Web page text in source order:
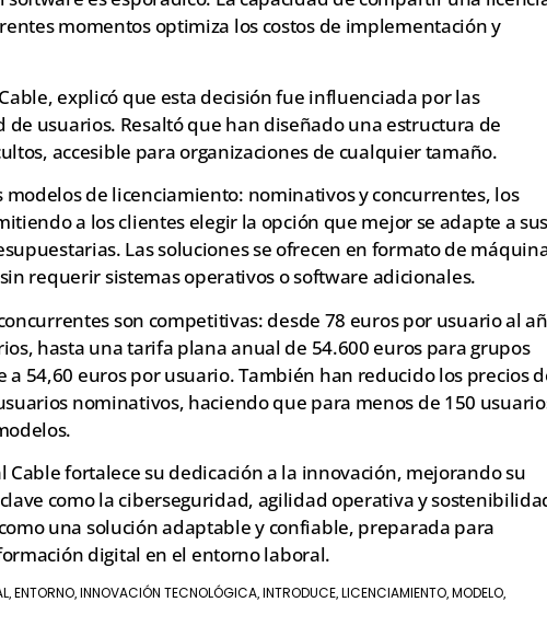
momentos optimiza los costos de implementación y
explicó que esta decisión fue influenciada por las
de usuarios. Resaltó que han diseñado una estructura de
accesible para organizaciones de cualquier tamaño.
modelos de licenciamiento: nominativos y concurrentes, los
a los clientes elegir la opción que mejor se adapte a sus
Las soluciones se ofrecen en formato de
requerir sistemas operativos o software adicionales.
son competitivas: desde 78 euros por usuario al
hasta una tarifa plana anual de 54.600 euros para grupos
a 54,60 euros por usuario. También han reducido los precios
nominativos, haciendo que para menos de 150
Cable fortalece su dedicación a la innovación, mejorando su
como la ciberseguridad, agilidad operativa y
una solución adaptable y confiable, preparada para
digital en el entorno laboral.
, ENTORNO, INNOVACIÓN TECNOLÓGICA, INTRODUCE, LICENCIAMIENTO, MODELO,